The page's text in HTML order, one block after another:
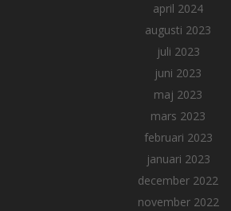
april 2024
augusti 2023
juli 2023
juni 2023
maj 2023
mars 2023
februari 2023
januari 2023
december 2022
november 2022